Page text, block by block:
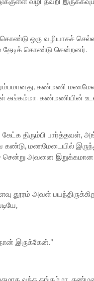
ஒரு வழியாகச்
தேடிக் கொண்டு சென்றனர்.
கண்மணி
கங்கம்மா. கண்மணியின்
திரும்பி பார்த்தவள்,
மணமேடையில்
சென்று அவனை
தூரம் அவள்
இருக்கேன்.”